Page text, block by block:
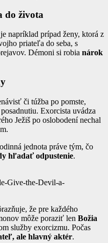
do života
napríklad prípad ženy, ktorá z
priateľa do seba, s
Démoni si robia nárok
či túžba po pomste,
Exorcista uvádza
Ježiš po oslobodení nechal
jednota práve tým, čo
hľadať odpustenie.
Give-the-Devil-a-
že pre každého
môže poraziť len Božia
služby exorcizmu. Počas
ale hlavný aktér.